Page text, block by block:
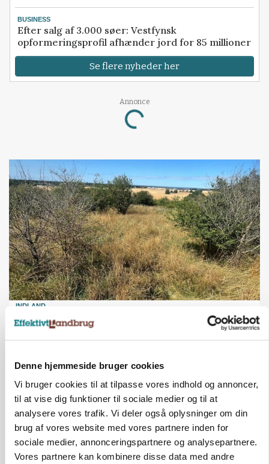
Denne hjemmeside bruger cookies
Vi bruger cookies til at tilpasse vores indhold og annoncer,
til at vise dig funktioner til sociale medier og til at
analysere vores trafik. Vi deler også oplysninger om din
brug af vores website med vores partnere inden for
sociale medier, annonceringspartnere og analysepartnere.
Vores partnere kan kombinere disse data med andre
BUSINESS
Efter salg af 3.000 søer: Vestfynsk
opformeringsprofil afhænder jord for 85 millioner
Se flere nyheder her
Annonce
Loading...
INDLAND
Fredning binder landmands jord – kommunen
mangler stadig plejeplan